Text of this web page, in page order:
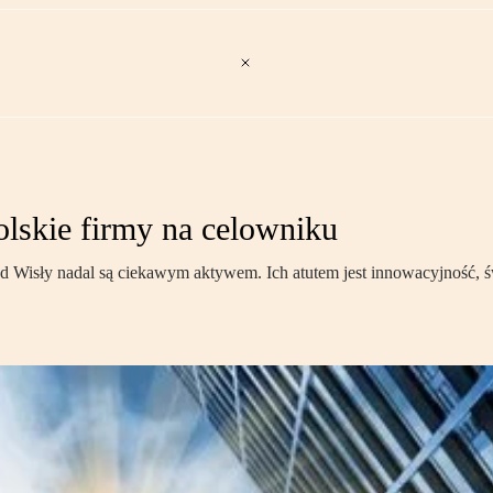
firmy na celowniku
nadal są ciekawym aktywem. Ich atutem jest